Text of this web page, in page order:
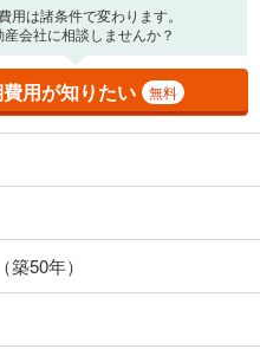
出金利とは何ら関係がなく、実際
保証するものではありません。返
おります。入力された金利を35年
ます。
ます。ご注意ください。実際にお
があります。
談をする
用は諸条件で変わります。
産会社に相談しませんか？
用が知りたい 無料
築50年）